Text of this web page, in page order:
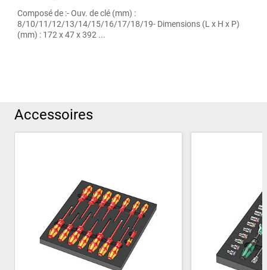
Composé de :- Ouv. de clé (mm) :
8/10/11/12/13/14/15/16/17/18/19- Dimensions (L x H x P)
(mm) : 172 x 47 x 392 ...
Accessoires